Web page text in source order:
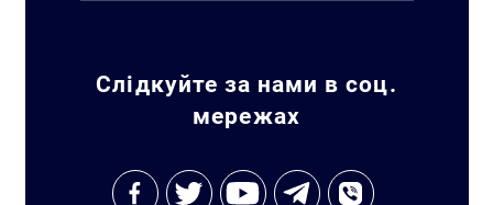
Слідкуйте за нами в соц.
мережах